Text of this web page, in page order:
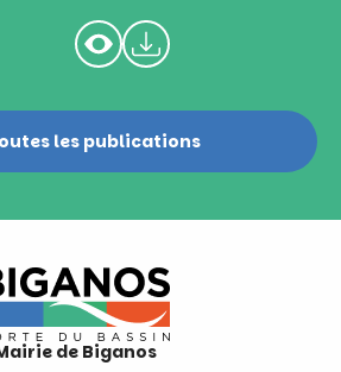
les publications
de Biganos